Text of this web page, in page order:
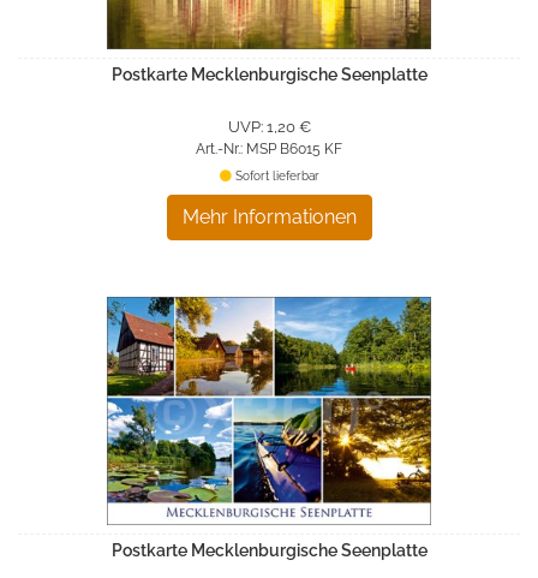
Postkarte Mecklenburgische Seenplatte
UVP: 1,20 €
Art.-Nr.: MSP B6015 KF
Mehr Informationen
Sofort lieferbar
Postkarte Mecklenburgische Seenplatte